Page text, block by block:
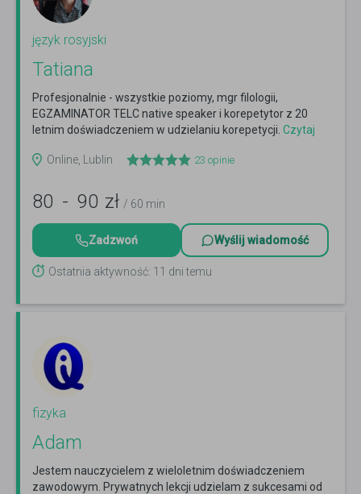
język rosyjski
Tatiana
Profesjonalnie - wszystkie poziomy, mgr filologii,
EGZAMINATOR TELC native speaker i korepetytor z 20
letnim doświadczeniem w udzielaniu korepetycji. Czytaj
Online, Lublin
23 opinie
80 - 90 zł / 60 min
Zadzwoń Wyślij wiadomość
Ostatnia aktywność: 11 dni temu
fizyka
Adam
Jestem nauczycielem z wieloletnim doświadczeniem
zawodowym. Prywatnych lekcji udzielam z sukcesami od